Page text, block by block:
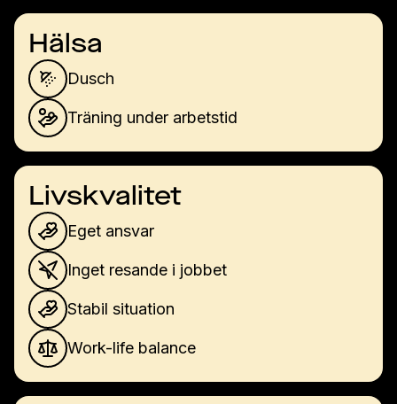
Hälsa
Dusch
Träning under arbetstid
Livskvalitet
Eget ansvar
Inget resande i jobbet
Stabil situation
Work-life balance